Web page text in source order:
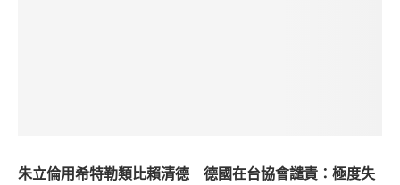
朱立倫用希特勒類比賴清德 德國在台協會譴責：極度失